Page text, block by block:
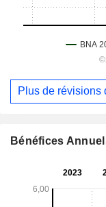
Plus de révisions
Bénéfices